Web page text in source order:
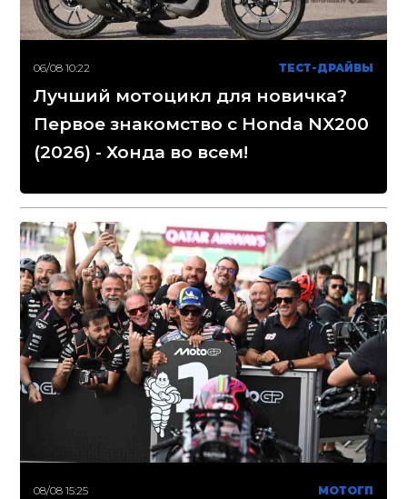
06/08 10:22 ТЕСТ-ДРАЙВЫ
Лучший мотоцикл для новичка?
Первое знакомство с Honda NX200
(2026) - Хонда во всем!
08/08 15:25 МОТОГП